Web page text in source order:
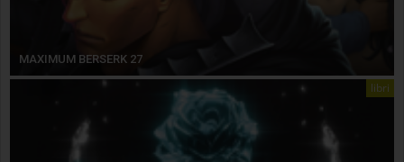
MAXIMUM BERSERK 27
libri